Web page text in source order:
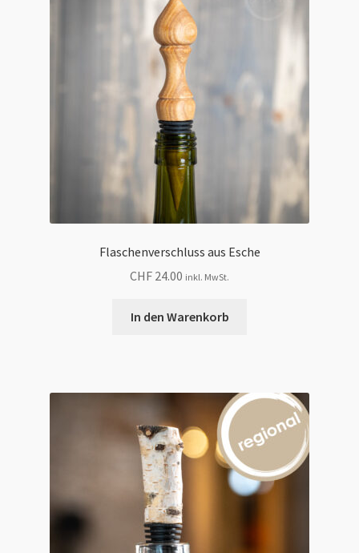
Flaschenverschluss aus Esche
CHF 24.00 inkl. MwSt.
In den Warenkorb